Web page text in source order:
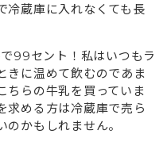
冷蔵庫に入れなくても長
99セント！私はいつもラ
きに温めて飲むのであま
ちらの牛乳を買っていま
求める方は冷蔵庫で売ら
かもしれません。